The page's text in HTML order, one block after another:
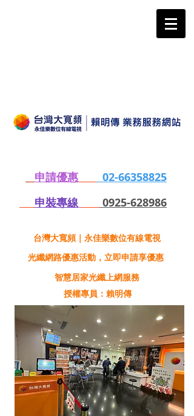
申請優惠
02-66358825
申裝專線
0925-628986
台灣大寬頻｜永佳樂數位有線電視
光纖網路優惠活動，立即申請享優惠
智慧居家光纖上網服務
授權專員：賴明傳